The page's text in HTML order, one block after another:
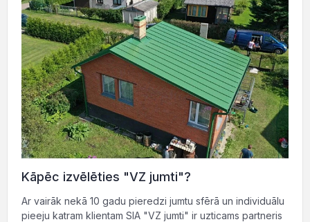
Kāpēc izvēlēties "VZ jumti"?
Ar vairāk nekā 10 gadu pieredzi jumtu sfērā un individuālu
pieeju katram klientam SIA "VZ jumti" ir uzticams partneris